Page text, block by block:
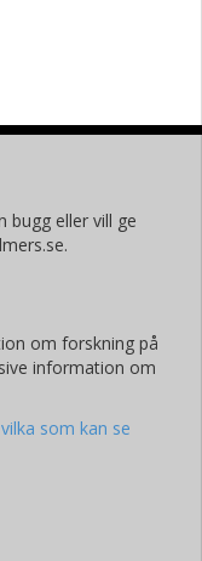
bugg eller vill ge
om forskning på
information om
som kan se